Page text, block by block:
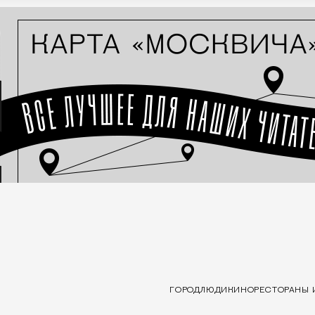
ГОРОДЛЮДИ КИНОРЕСТОРАНЫ